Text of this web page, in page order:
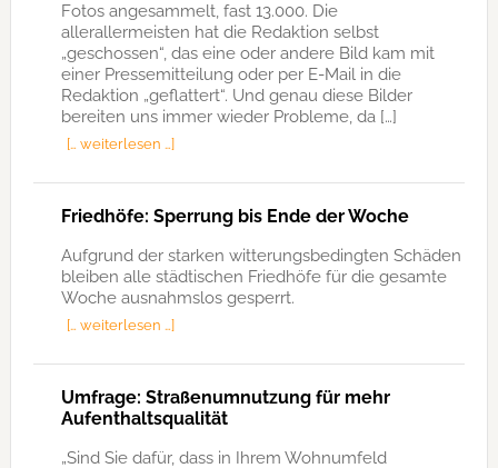
Fotos angesammelt, fast 13.000. Die
allerallermeisten hat die Redaktion selbst
„geschossen“, das eine oder andere Bild kam mit
einer Pressemitteilung oder per E-Mail in die
Redaktion „geflattert“. Und genau diese Bilder
bereiten uns immer wieder Probleme, da […]
[… weiterlesen …]
Friedhöfe: Sperrung bis Ende der Woche
Aufgrund der starken witterungsbedingten Schäden
bleiben alle städtischen Friedhöfe für die gesamte
Woche ausnahmslos gesperrt.
[… weiterlesen …]
Umfrage: Straßenumnutzung für mehr
Aufenthaltsqualität
„Sind Sie dafür, dass in Ihrem Wohnumfeld